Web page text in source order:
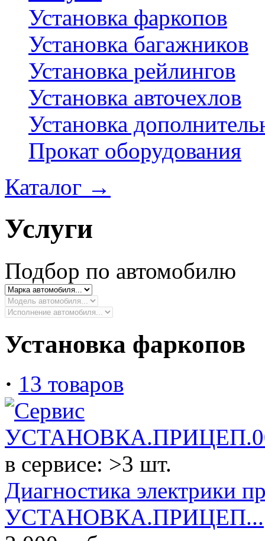
Установка фаркопов
Установка багажников
Установка рейлингов
Установка авточехлов
Установка
Прокат оборудования
Каталог →
Услуги
Подбор по автомобилю
Установка фаркопов
· 13 товаров
в сервисе: >3 шт.
Диагностика электрики
УСТАНОВКА.ПРИЦЕП...